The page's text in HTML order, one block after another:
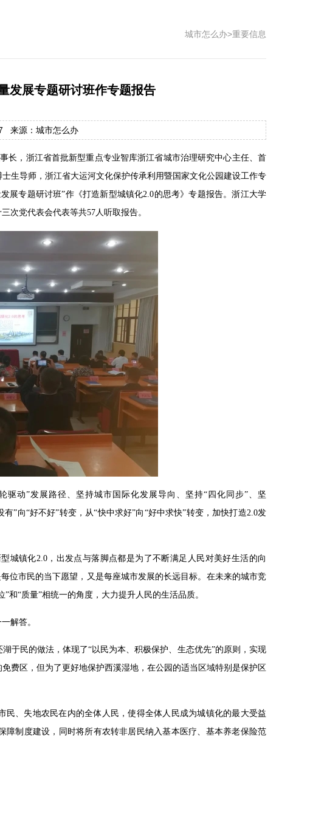
城市怎么办>重要信息
发展专题研讨班作专题报告
来源：城市怎么办
长，浙江省首批新型重点专业智库浙江省城市治理研究中心主任、首
生导师，浙江省大运河文化保护传承利用暨国家文化公园建设工作专
展专题研讨班”作《打造新型城镇化2.0的思考》专题报告。浙江大学
次党代表会代表等共57人听取报告。
动”发展路径、坚持城市国际化发展导向、坚持“四化同步”、坚
”向“好不好”转变，从“快中求好”向“好中求快”转变，加快打造2.0发
城镇化2.0，出发点与落脚点都是为了不断满足人民对美好生活的向
位市民的当下愿望，又是每座城市发展的长远目标。在未来的城市竞
“质量”相统一的角度，大力提升人民的生活品质。
解答。
于民的做法，体现了“以民为本、积极保护、生态优先”的原则，实现
费区，但为了更好地保护西溪湿地，在公园的适当区域特别是保护区
、失地农民在内的全体人民，使得全体人民成为城镇化的最大受益
制度建设，同时将所有农转非居民纳入基本医疗、基本养老保险范